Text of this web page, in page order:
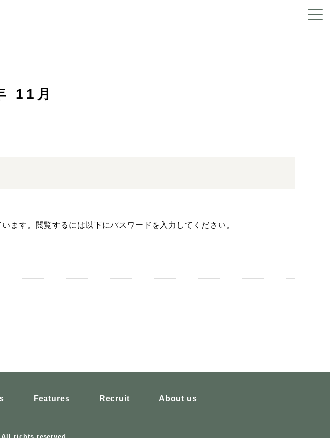
11月
ます。閲覧するには以下にパスワードを入力してください。
Features Recruit About us
rights reserved.